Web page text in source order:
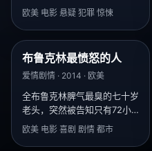
发现当地电话簿被按凶手的意
欧美 电影 悬疑 犯罪 惊悚
8.3
布鲁克林最愤怒的人
爱情剧情 · 2014 · 欧美
全布鲁克林脾气最臭的七十岁
老头，突然被告知只有72小
时可活，然后他开始疯狂道
欧美 电影 喜剧 剧情 都市